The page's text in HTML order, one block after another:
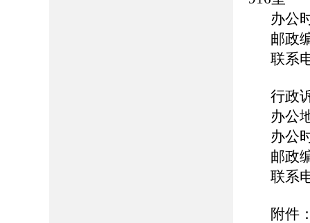
办公
邮政
联系
行政
办公
办公
邮政
联系
附件